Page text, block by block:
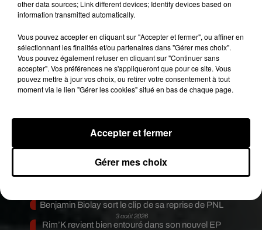
Charbonnel
aux Jeux 2024 de Paris.
Fil actus
6 août 2026
Franglish et Keblack dévoilent une session live
surprise
5 août 2026
4 août 2026
Meurtre de Tupac : Suge Knight pourrait prendre
Benjamin Biolay sort le clip de sa reprise de PNL
3 août 2026
Rim’K revient bien entouré dans son nouvel EP
other data sources; Link different devices; Identify devices based on
information transmitted automatically.
Vous pouvez accepter en cliquant sur "Accepter et fermer", ou affiner en
sélectionnant les finalités et/ou partenaires dans "Gérer mes choix".
Vous pouvez également refuser en cliquant sur "Continuer sans
accepter". Vos préférences ne s'appliqueront que pour ce site. Vous
pouvez mettre à jour vos choix, ou retirer votre consentement à tout
moment via le lien "Gérer les cookies" situé en bas de chaque page.
Gérer mes choix
Accepter et fermer